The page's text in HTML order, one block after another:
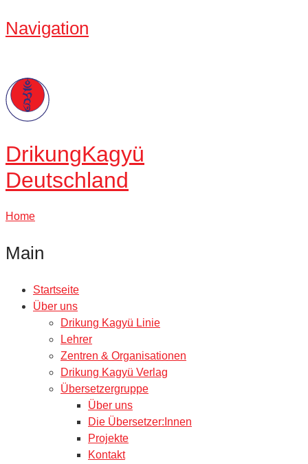
Navigation
DrikungKagyü
Deutschland
Home
Main
Startseite
Über uns
Drikung Kagyü Linie
Lehrer
Zentren & Organisationen
Drikung Kagyü Verlag
Übersetzergruppe
Über uns
Die Übersetzer:Innen
Projekte
Kontakt